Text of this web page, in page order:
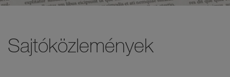
Sajtóközlemények